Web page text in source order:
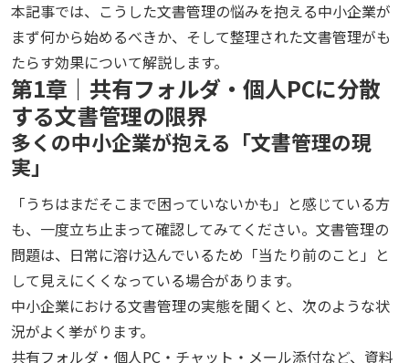
本記事では、こうした文書管理の悩みを抱える中小企業が
まず何から始めるべきか、そして整理された文書管理がも
たらす効果について解説します。
第1章｜共有フォルダ・個人PCに分散
する文書管理の限界
多くの中小企業が抱える「文書管理の現
実」
「うちはまだそこまで困っていないかも」と感じている方
も、一度立ち止まって確認してみてください。文書管理の
問題は、日常に溶け込んでいるため「当たり前のこと」と
して見えにくくなっている場合があります。
中小企業における文書管理の実態を聞くと、次のような状
況がよく挙がります。
共有フォルダ・個人PC・チャット・メール添付など、資料